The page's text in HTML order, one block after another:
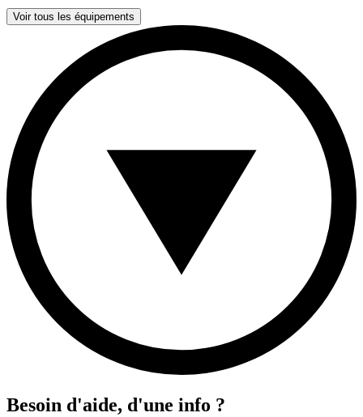
Voir tous les équipements
Besoin d'aide, d'une info ?